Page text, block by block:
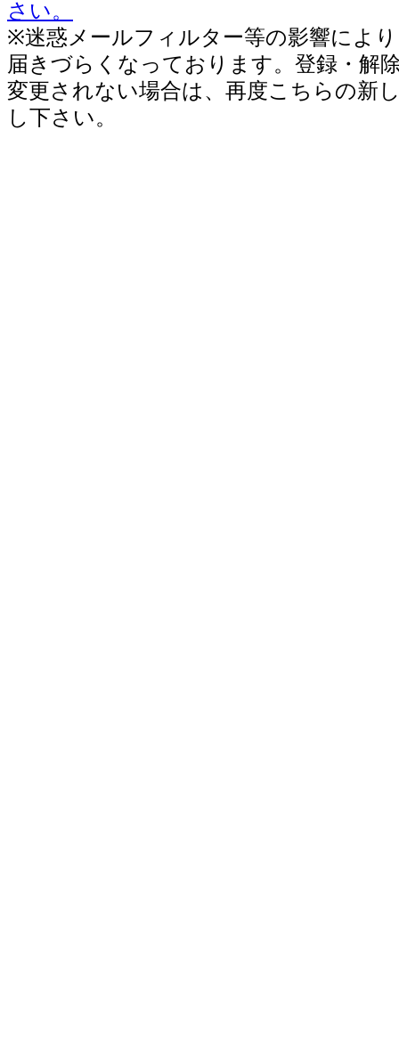
さい。
※迷惑メールフィルター等の影響によ
届きづらくなっております。登録・解
変更されない場合は、再度こちらの新
し下さい。